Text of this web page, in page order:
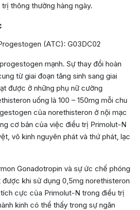
thông thường hàng ngày.
(ATC): G03DC02
mạnh. Sự thay đổi hoàn
từ giai đoạn tăng sinh sang giai
được ở những phụ nữ cường
uống là 100 – 150mg mỗi chu
của norethisteron ở nội mạc
cơ bản của việc điều trị Primolut-N
vô kinh nguyên phát và thứ phát, lạc
Gonadotropin và sự ức chế phóng
khi sử dụng 0,5mg norethisteron
cực của Primolut-N trong điều trị
kinh có thể thấy trong sự ngăn